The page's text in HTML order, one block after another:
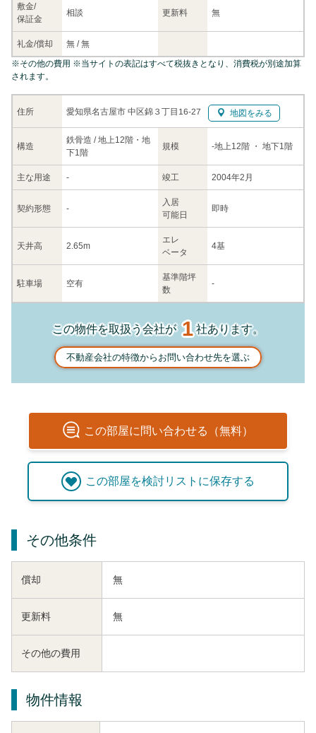
敷金/
保証金
相談 更新料 無
礼金/償却 無 /無
住所 愛知県名古屋市 中区錦３丁目16-27 地図をみる
構造
鉄骨造 / 地上12階・地
下1階
規模 -地上12階 ・ 地下1階
主な用途 - 竣工 2004年2月
契約形態 -
入居
可能日
即時
天井高 2.65m
エレ
ベータ
4基
駐車場 空有
基準階坪
数
-
※その他の費用 ※当サイトの表記はすべて税抜きとなり、消費税が別途加算
されます。
この物件を取扱う会社が1社あります。
不動産会社の特徴からお問い合わせ先を選ぶ
この部屋に問い合わせる（無料）
この部屋を検討リストに保存する
その他条件
償却 無
更新料 無
その他の費用
物件情報